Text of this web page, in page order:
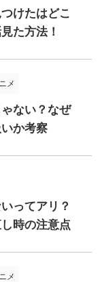
けたはどこ
た方法！
メ
ない？なぜ
か考察
ってアリ？
時の注意点
メ